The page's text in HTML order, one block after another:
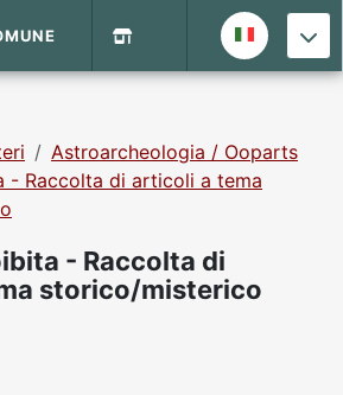
Astroarcheologia / Ooparts
- Raccolta di articoli a tema
- Raccolta di
storico/misterico